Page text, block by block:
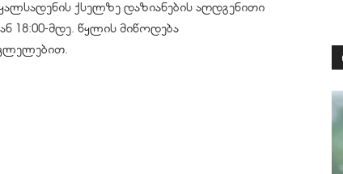
ქსელზე დაზიანების აღდგენითი
18:00-მდე. წყლის მიწოდება